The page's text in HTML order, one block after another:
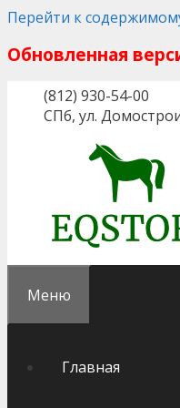
Перейти к
Обновленная
(812) 930-54-00
СПб, ул.
Меню
Главная